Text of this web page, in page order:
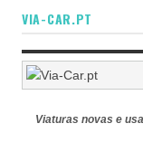
VIA-CAR.PT
Viaturas novas e